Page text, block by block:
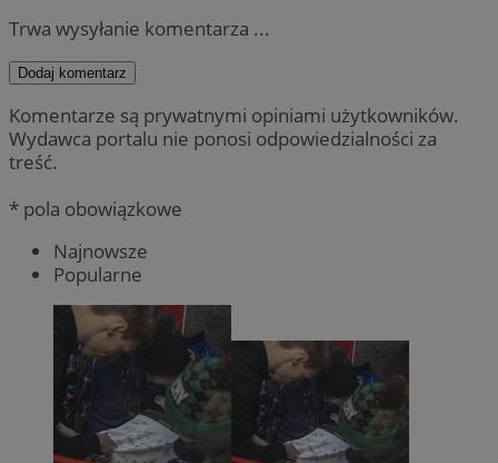
Trwa wysyłanie komentarza ...
Dodaj komentarz
Komentarze są prywatnymi opiniami użytkowników.
Wydawca portalu nie ponosi odpowiedzialności za
treść.
* pola obowiązkowe
Najnowsze
Popularne